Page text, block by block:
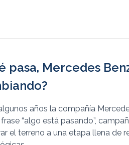
pasa, Mercedes
años la compañía
“algo está pasando”,
el terreno a una etapa llena de